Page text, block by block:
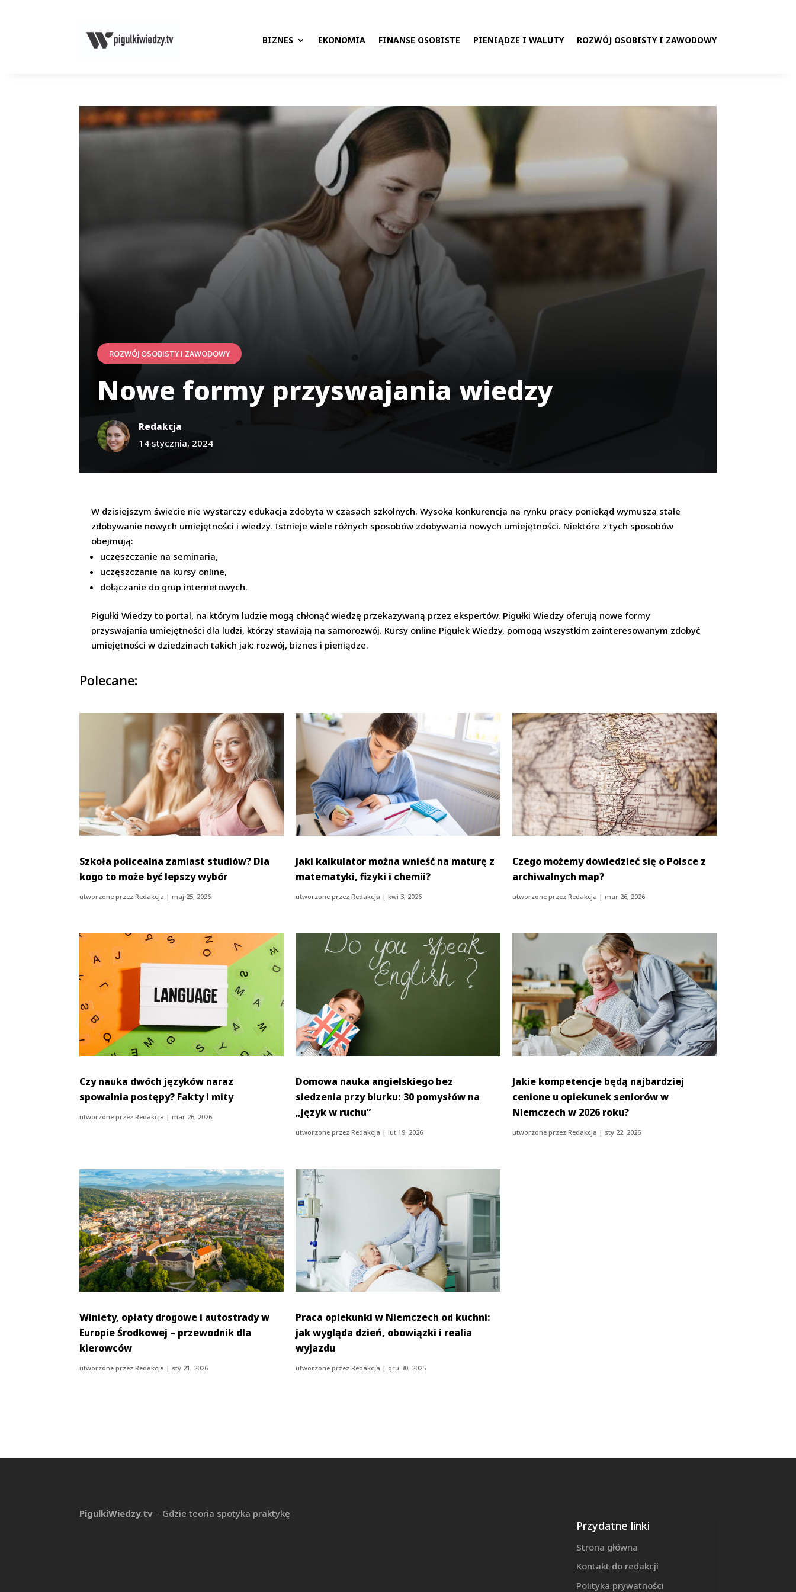
BIZNES EKONOMIA FINANSE OSOBISTE PIENIĄDZE I WALUTY ROZWÓJ OSOBISTY I ZAWODOWY
ROZWÓJ OSOBISTY I ZAWODOWY
Nowe formy przyswajania wiedzy
Redakcja
14 stycznia, 2024
W dzisiejszym świecie nie wystarczy edukacja zdobyta w czasach szkolnych. Wysoka konkurencja na rynku pracy poniekąd wymusza stałe
zdobywanie nowych umiejętności i wiedzy. Istnieje wiele różnych sposobów zdobywania nowych umiejętności. Niektóre z tych sposobów
obejmują:
uczęszczanie na seminaria,
uczęszczanie na kursy online,
dołączanie do grup internetowych.
Pigułki Wiedzy to portal, na którym ludzie mogą chłonąć wiedzę przekazywaną przez ekspertów. Pigułki Wiedzy oferują nowe formy
przyswajania umiejętności dla ludzi, którzy stawiają na samorozwój. Kursy online Pigułek Wiedzy, pomogą wszystkim zainteresowanym zdobyć
umiejętności w dziedzinach takich jak: rozwój, biznes i pieniądze.
Polecane:
Szkoła policealna zamiast studiów? Dla
kogo to może być lepszy wybór
utworzone przezRedakcja |maj 25, 2026
Jaki kalkulator można wnieść na maturę z
matematyki, fizyki i chemii?
utworzone przezRedakcja |kwi 3, 2026
Czego możemy dowiedzieć się o Polsce z
archiwalnych map?
utworzone przez Redakcja | mar 26, 2026
Czy nauka dwóch języków naraz
spowalnia postępy? Fakty i mity
utworzone przezRedakcja |mar 26, 2026
Domowa nauka angielskiego bez
siedzenia przy biurku: 30 pomysłów na
„język w ruchu”
utworzone przezRedakcja |lut 19, 2026
Jakie kompetencje będą najbardziej
cenione u opiekunek seniorów w
Niemczech w 2026 roku?
utworzone przez Redakcja | sty 22, 2026
Winiety, opłaty drogowe i autostrady w
Europie Środkowej – przewodnik dla
kierowców
utworzone przezRedakcja | sty 21, 2026
Praca opiekunki w Niemczech od kuchni:
jak wygląda dzień, obowiązki i realia
wyjazdu
utworzone przezRedakcja | gru 30, 2025
PigulkiWiedzy.tv – Gdzie teoria spotyka praktykę
Przydatne linki
Strona główna
Kontakt do redakcji
Polityka prywatności